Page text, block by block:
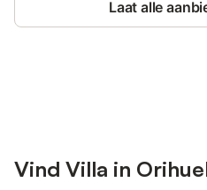
Laat alle
Vind Villa in